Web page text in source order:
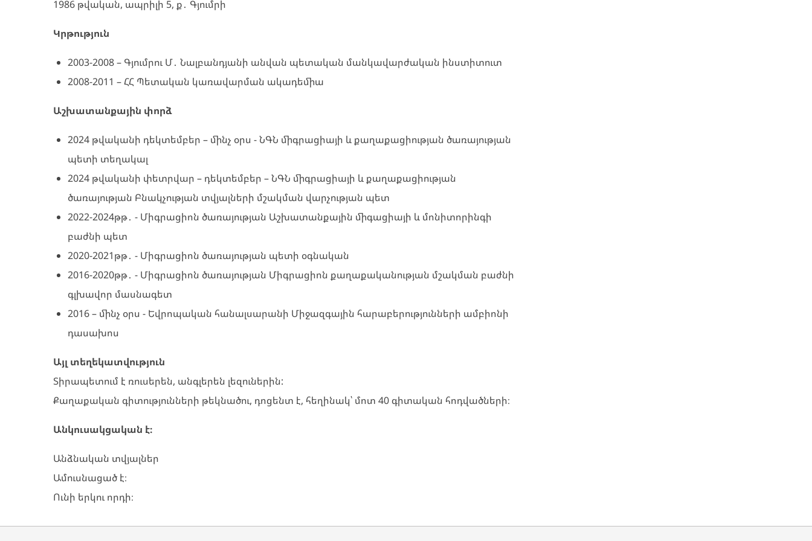
1986 թվական, ապրիլի 5, ք․ Գյումրի
Կրթություն
2003-2008 – Գյումրու Մ․ Նալբանդյանի անվան պետական մանկավարժական ինստիտուտ
2008-2011 – ՀՀ Պետական կառավարման ակադեմիա
Աշխատանքային փորձ
2024 թվականի դեկտեմբեր – մինչ օրս - ՆԳՆ միգրացիայի և քաղաքացիության ծառայության
պետի տեղակալ
2024 թվականի փետրվար – դեկտեմբեր – ՆԳՆ միգրացիայի և քաղաքացիության
ծառայության Բնակչության տվյալների մշակման վարչության պետ
2022-2024թթ․ - Միգրացիոն ծառայության Աշխատանքային միգացիայի և մոնիտորինգի
բաժնի պետ
2020-2021թթ․ - Միգրացիոն ծառայության պետի օգնական
2016-2020թթ․ - Միգրացիոն ծառայության Միգրացիոն քաղաքականության մշակման բաժնի
գլխավոր մասնագետ
2016 – մինչ օրս - Եվրոպական հանալսարանի Միջազգային հարաբերությունների ամբիոնի
դասախոս
Այլ տեղեկատվություն
Տիրապետում է ռուսերեն, անգլերեն լեզուներին:
Քաղաքական գիտությունների թեկնածու, դոցենտ է, հեղինակ՝ մոտ 40 գիտական հոդվածների։
Անկուսակցական է։
Անձնական տվյալներ
Ամուսնացած է։
Ունի երկու որդի։